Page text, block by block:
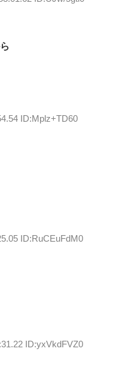
ID:Mplz+TD60
ID:RuCEuFdM0
ID:yxVkdFVZ0